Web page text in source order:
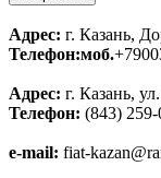
Адрес: г. Казань,
Телефон:моб.
Адрес: г. Казань,
Телефон: (843)
e-mail: fiat-